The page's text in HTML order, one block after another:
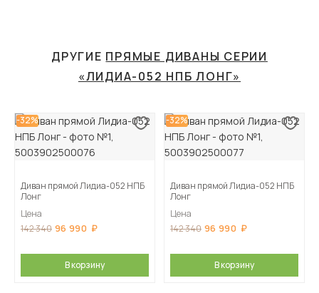
ДРУГИЕ ПРЯМЫЕ ДИВАНЫ СЕРИИ
«ЛИДИА-052 НПБ ЛОНГ»
-32%
Диван прямой Лидиа-052 НПБ
Лонг
Цена
142 340 96 990
В корзину
-32%
Диван прямой Лидиа-052 НПБ
Лонг
Цена
142 340 96 990
В корзину